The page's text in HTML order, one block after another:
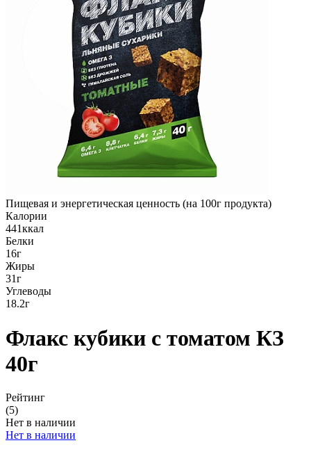
Пищевая и энергетическая ценность (на 100г продукта)
Калории
441ккал
Белки
16г
Жиры
31г
Углеводы
18.2г
Флакс кубики с томатом КЗ
40г
Рейтинг
(5)
Нет в наличии
Нет в наличии